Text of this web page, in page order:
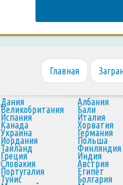
Главная
Дания Албания
Великобритания Бали
Испания Италия
Канада Хорватия
Украина Германия
Иордания Польша
Таиланд Финляндия
Греция Индия
Словакия Австрия
Португалия Египет
Тунис Болгария